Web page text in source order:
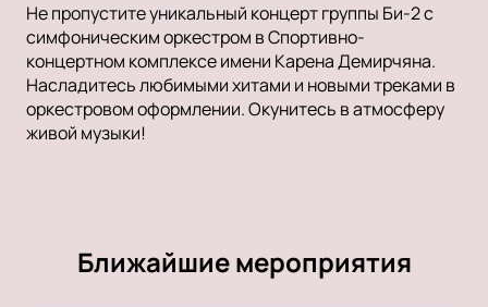
Не пропустите уникальный концерт группы Би-2 с
симфоническим оркестром в Спортивно-
концертном комплексе имени Карена Демирчяна.
Насладитесь любимыми хитами и новыми треками в
оркестровом оформлении. Окунитесь в атмосферу
живой музыки!
Ближайшие мероприятия